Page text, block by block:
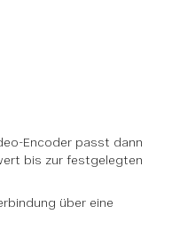
Encoder passt dann
bis zur festgelegten
über eine